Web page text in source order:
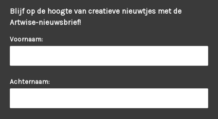
Blijf op de hoogte van creatieve nieuwtjes met de
Artwise-nieuwsbrief!
Voornaam:
Achternaam: